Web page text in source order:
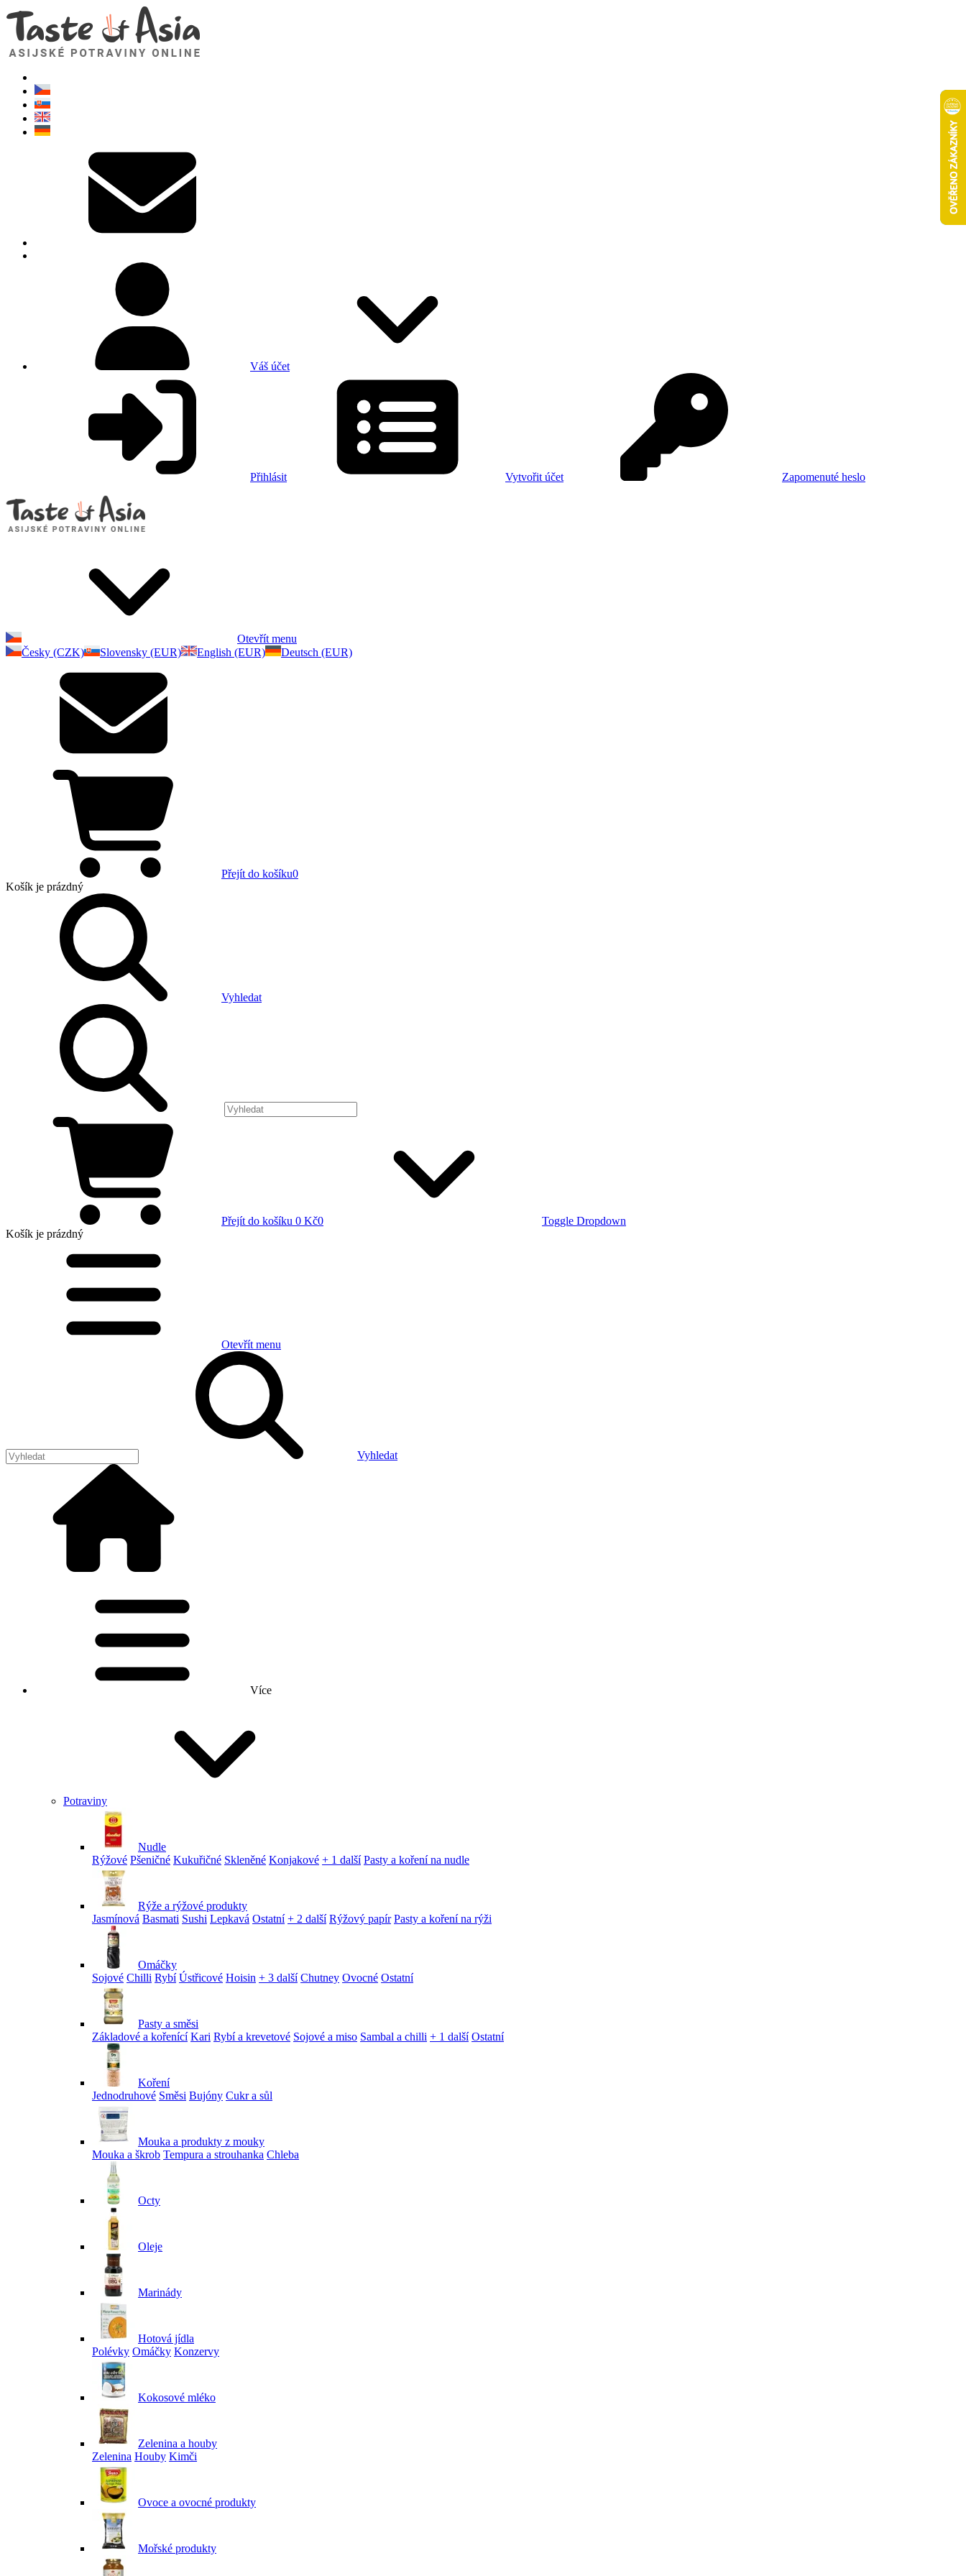
Váš účet
Přihlásit Vytvořit účet Zapomenuté heslo
Otevřít menu
Česky (CZK)
Slovensky (EUR) English (EUR) Deutsch (EUR)
Přejít do košíku0
Košík je prázdný
Vyhledat
Přejít do košíku 0 Kč0
Toggle Dropdown
Košík je prázdný
Otevřít menu
Vyhledat
Více
Potraviny
Nudle
Rýžové Pšeničné Kukuřičné Skleněné Konjakové + 1 další Pasty a koření na nudle
Rýže a rýžové produkty
Jasmínová Basmati Sushi Lepkavá Ostatní + 2 další Rýžový papír Pasty a koření na rýži
Omáčky
Sojové Chilli Rybí Ústřicové Hoisin + 3 další Chutney Ovocné Ostatní
Pasty a směsi
Základové a kořenící Kari Rybí a krevetové Sojové a miso Sambal a chilli + 1 další Ostatní
Koření
Jednodruhové Směsi Bujóny Cukr a sůl
Mouka a produkty z mouky
Mouka a škrob Tempura a strouhanka Chleba
Octy
Oleje
Marinády
Hotová jídla
Polévky Omáčky Konzervy
Kokosové mléko
Zelenina a houby
Zelenina Houby Kimči
Ovoce a ovocné produkty
Mořské produkty